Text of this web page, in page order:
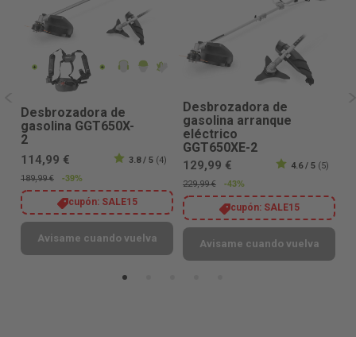
Desbrozadora de
gasolina GGT650X-
2
114,99 €
189,99 € -39%
3.8 / 5 (4)
cupón: SALE15
Avisame cuando vuelva
Desbrozadora de
gasolina arranque
eléctrico
GGT650XE-2
129,99 €
229,99 € -43%
4.6 / 5 (5)
cupón: SALE15
Avisame cuando vuelva